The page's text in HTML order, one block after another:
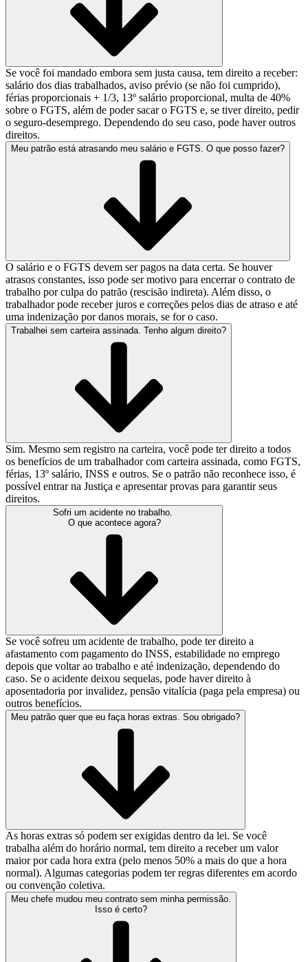
Se você foi mandado embora sem justa causa, tem direito a receber:
salário dos dias trabalhados, aviso prévio (se não foi cumprido),
férias proporcionais + 1/3, 13º salário proporcional, multa de 40%
sobre o FGTS, além de poder sacar o FGTS e, se tiver direito, pedir
o seguro-desemprego. Dependendo do seu caso, pode haver outros
direitos.
Meu patrão está atrasando meu salário e FGTS. O que posso fazer?
O salário e o FGTS devem ser pagos na data certa. Se houver
atrasos constantes, isso pode ser motivo para encerrar o contrato de
trabalho por culpa do patrão (rescisão indireta). Além disso, o
trabalhador pode receber juros e correções pelos dias de atraso e até
uma indenização por danos morais, se for o caso.
Trabalhei sem carteira assinada. Tenho algum direito?
Sim. Mesmo sem registro na carteira, você pode ter direito a todos
os benefícios de um trabalhador com carteira assinada, como FGTS,
férias, 13º salário, INSS e outros. Se o patrão não reconhece isso, é
possível entrar na Justiça e apresentar provas para garantir seus
direitos.
Sofri um acidente no trabalho.
O que acontece agora?
Se você sofreu um acidente de trabalho, pode ter direito a
afastamento com pagamento do INSS, estabilidade no emprego
depois que voltar ao trabalho e até indenização, dependendo do
caso. Se o acidente deixou sequelas, pode haver direito à
aposentadoria por invalidez, pensão vitalícia (paga pela empresa) ou
outros benefícios.
Meu patrão quer que eu faça horas extras. Sou obrigado?
As horas extras só podem ser exigidas dentro da lei. Se você
trabalha além do horário normal, tem direito a receber um valor
maior por cada hora extra (pelo menos 50% a mais do que a hora
normal). Algumas categorias podem ter regras diferentes em acordo
ou convenção coletiva.
Meu chefe mudou meu contrato sem minha permissão.
Isso é certo?